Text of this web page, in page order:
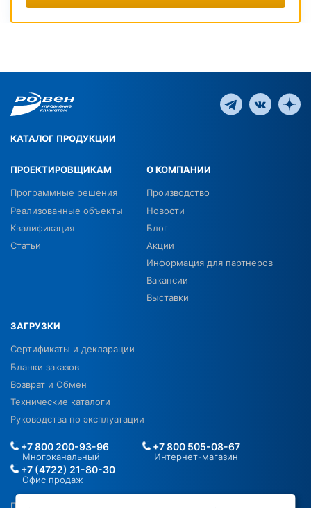
КАТАЛОГ ПРОДУКЦИИ
ПРОЕКТИРОВЩИКАМ
Программные решения
Реализованные объекты
Квалификация
Статьи
О КОМПАНИИ
Производство
Новости
Блог
Акции
Информация для партнеров
Вакансии
Выставки
ЗАГРУЗКИ
Сертификаты и декларации
Бланки заказов
Возврат и Обмен
Технические каталоги
Руководства по эксплуатации
+7 800 200-93-96
Многоканальный
+7 800 505-08-67
Интернет-магазин
+7 (4722) 21-80-30
Офис продаж